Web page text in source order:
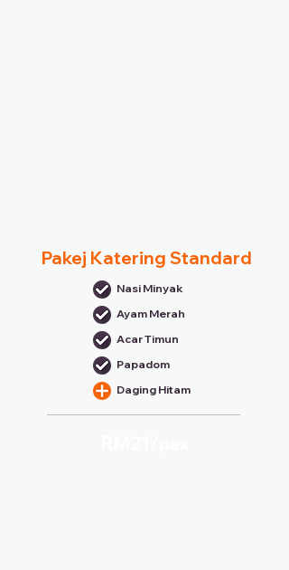
Pakej Katering Standard
Nasi Minyak
Ayam Merah
Acar Timun
Papadom
Daging Hitam